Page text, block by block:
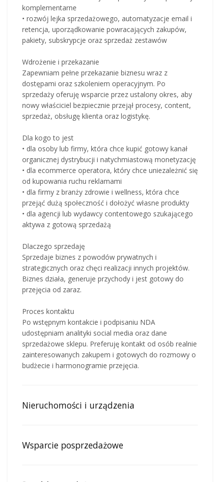
komplementarne
• rozwój lejka sprzedażowego, automatyzacje email i
retencja, uporządkowanie powracających zakupów,
pakiety, subskrypcje oraz sprzedaż zestawów
Wdrożenie i przekazanie
Zapewniam pełne przekazanie biznesu wraz z
dostępami oraz szkoleniem operacyjnym. Po
sprzedaży oferuję wsparcie przez ustalony okres, aby
nowy właściciel bezpiecznie przejął procesy, content,
sprzedaż, obsługę klienta oraz logistykę.
Dla kogo to jest
• dla osoby lub firmy, która chce kupić gotowy kanał
organicznej dystrybucji i natychmiastową monetyzację
• dla ecommerce operatora, który chce uniezależnić się
od kupowania ruchu reklamami
• dla firmy z branży zdrowie i wellness, która chce
przejąć dużą społeczność i dołożyć własne produkty
• dla agencji lub wydawcy contentowego szukającego
aktywa z gotową sprzedażą
Dlaczego sprzedaję
Sprzedaje biznes z powodów prywatnych i
strategicznych oraz chęci realizacji innych projektów.
Biznes działa, generuje przychody i jest gotowy do
przejęcia od zaraz.
Proces kontaktu
Po wstępnym kontakcie i podpisaniu NDA
udostępniam analityki social media oraz dane
sprzedażowe sklepu. Preferuję kontakt od osób realnie
zainteresowanych zakupem i gotowych do rozmowy o
budżecie i harmonogramie przejęcia.
Nieruchomości i urządzenia
Wsparcie posprzedażowe